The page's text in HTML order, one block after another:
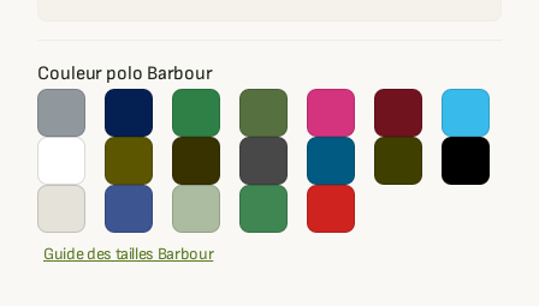
Couleur polo Barbour
Guide des tailles Barbour